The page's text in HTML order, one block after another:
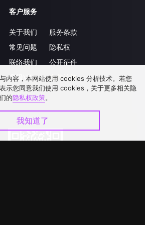
客户服务
关于我们
常见问题
联络我们
升级VIP
服务条款
隐私权
公开征件
合作洽談
内容，本网站使用 cookies 分析技术。若您
示您同意我们使用 cookies，关于更多相关隐
的隐私权政策。
我知道了